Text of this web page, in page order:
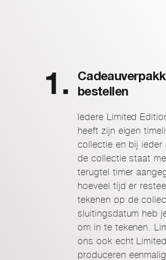
bestellen
Iedere Limited
heeft zijn eigen
collectie en bij ieder
de collectie staat
terugtel timer
hoeveel tijd er
tekenen op de
sluitingsdatum heb
om in te tekenen.
ons ook echt
produceren